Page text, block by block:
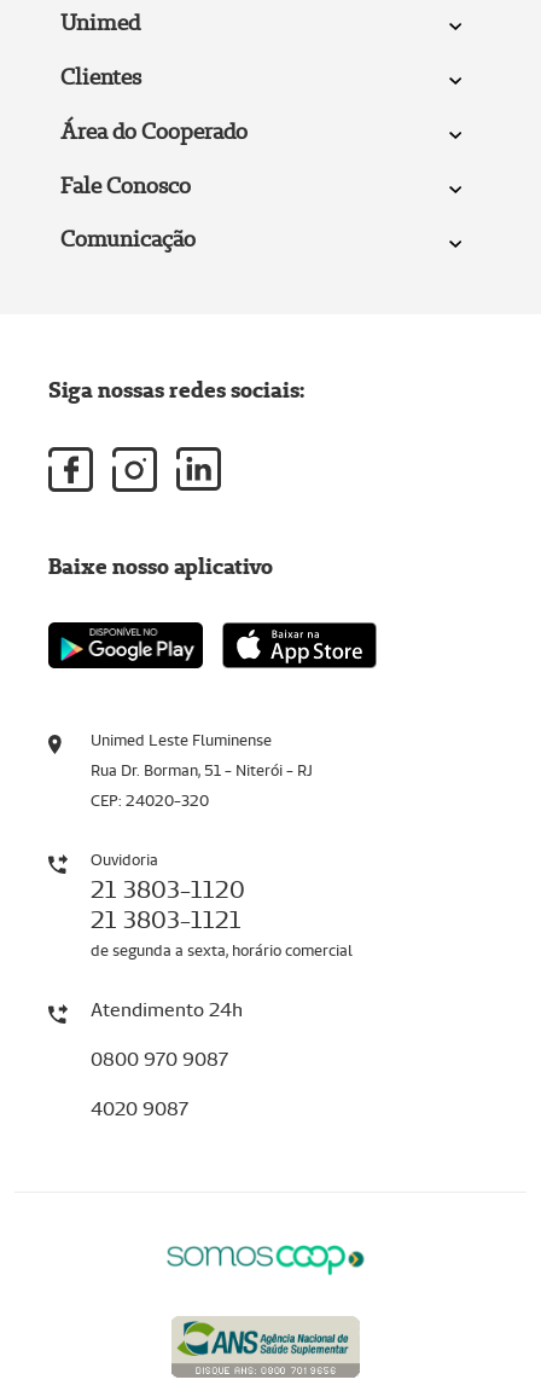
Unimed
Clientes
Área do Cooperado
Fale Conosco
Comunicação
Unimed Leste Fluminense
Rua Dr. Borman, 51 - Niterói - RJ
CEP: 24020-320
Ouvidoria
21 3803-1120
21 3803-1121
de segunda a sexta, horário comercial
Atendimento 24h
0800 970 9087
4020 9087
Siga nossas redes sociais:
Baixe nosso aplicativo